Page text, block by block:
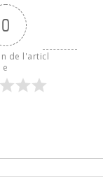
0
de l'articl
e